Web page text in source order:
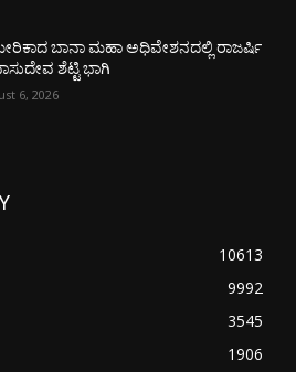
ಬಾನಾ ಮಹಾ ಅಧಿವೇಶನದಲ್ಲಿ ರಾಜರ್ಷಿ
ಶೆಟ್ಟಿ ಭಾಗಿ
6, 2026
10613
9992
3545
1906